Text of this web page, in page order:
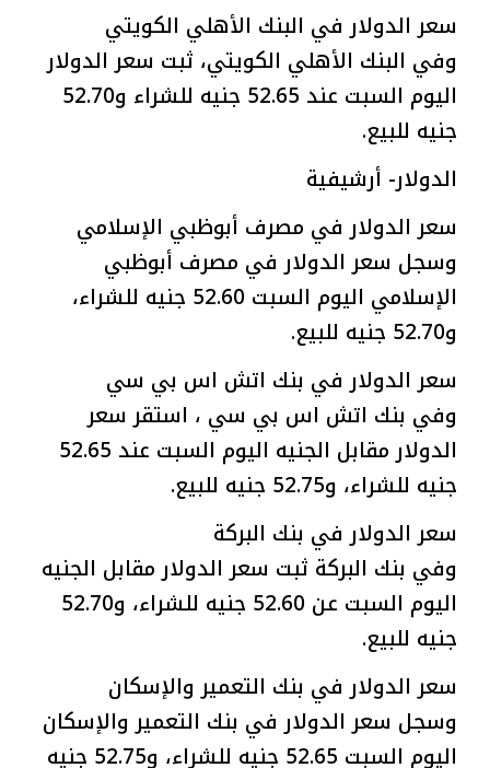
سعر الدولار في البنك الأهلي الكويتي
وفي البنك الأهلي الكويتي، ثبت سعر الدولار
اليوم السبت عند 52.65 جنيه للشراء و52.70
جنيه للبيع.
الدولار- أرشيفية
سعر الدولار في مصرف أبوظبي الإسلامي
وسجل سعر الدولار في مصرف أبوظبي
الإسلامي اليوم السبت 52.60 جنيه للشراء،
و52.70 جنيه للبيع.
سعر الدولار في بنك اتش اس بي سي
وفي بنك اتش اس بي سي ، استقر سعر
الدولار مقابل الجنيه اليوم السبت عند 52.65
جنيه للشراء، و52.75 جنيه للبيع.
سعر الدولار في بنك البركة
وفي بنك البركة ثبت سعر الدولار مقابل الجنيه
اليوم السبت عن 52.60 جنيه للشراء، و52.70
جنيه للبيع.
سعر الدولار في بنك التعمير والإسكان
وسجل سعر الدولار في بنك التعمير والإسكان
اليوم السبت 52.65 جنيه للشراء، و52.75 جنيه